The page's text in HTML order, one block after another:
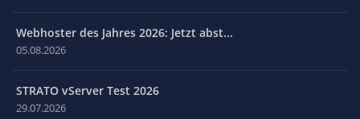
Webhoster des Jahres 2026: Jetzt abst...
05.08.2026
STRATO vServer Test 2026
29.07.2026